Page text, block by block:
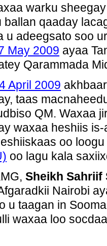
warku
ballan qaaday
u adeegsato soo
May 2009 ayaa
Qarammada
April 2009
taas
QM. Waxaa
waxaa heshiis
oo
oo lagu kala
Sheikh Sahriif
Nairobi
u taagan in
waxaa loo